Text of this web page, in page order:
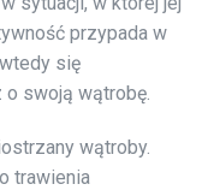
przypada w
się
swoją wątrobę.
wątroby.
trawienia